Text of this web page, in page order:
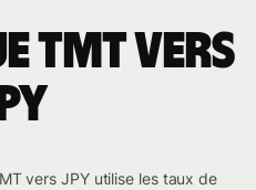
TMT vers
vers JPY utilise les taux de